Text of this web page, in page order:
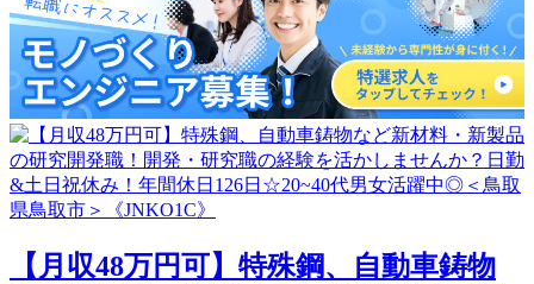
【月収48万円可】特殊鋼、自動車鋳物